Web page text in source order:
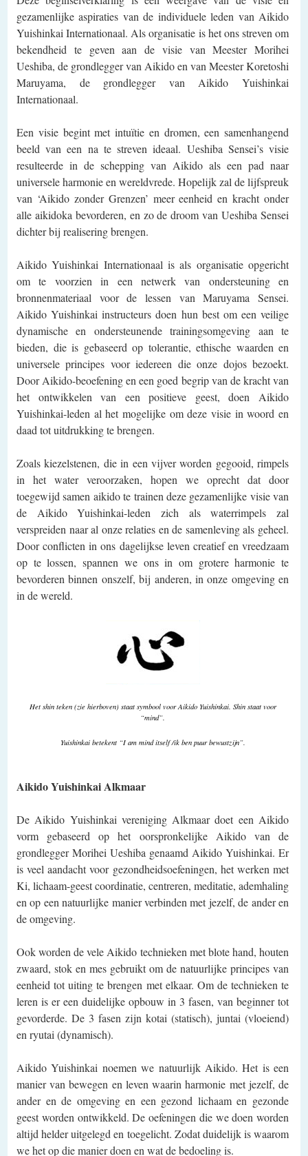
gezamenlijke aspiraties van de individuele leden van Aikido
Yuishinkai Internationaal. Als organisatie is het ons streven om
bekendheid te geven aan de visie van Meester Morihei
Ueshiba, de grondlegger van Aikido en van Meester Koretoshi
Maruyama, de grondlegger van Aikido Yuishinkai
Internationaal.
Een visie begint met intuïtie en dromen, een samenhangend
beeld van een na te streven ideaal. Ueshiba Sensei’s visie
resulteerde in de schepping van Aikido als een pad naar
universele harmonie en wereldvrede. Hopelijk zal de lijfspreuk
van ‘Aikido zonder Grenzen’ meer eenheid en kracht onder
alle aikidoka bevorderen, en zo de droom van Ueshiba Sensei
dichter bij realisering brengen.
Aikido Yuishinkai Internationaal is als organisatie opgericht
om te voorzien in een netwerk van ondersteuning en
bronnenmateriaal voor de lessen van Maruyama Sensei.
Aikido Yuishinkai instructeurs doen hun best om een veilige
dynamische en ondersteunende trainingsomgeving aan te
bieden, die is gebaseerd op tolerantie, ethische waarden en
universele principes voor iedereen die onze dojos bezoekt.
Door Aikido-beoefening en een goed begrip van de kracht van
het ontwikkelen van een positieve geest, doen Aikido
Yuishinkai-leden al het mogelijke om deze visie in woord en
daad tot uitdrukking te brengen.
Zoals kiezelstenen, die in een vijver worden gegooid, rimpels
in het water veroorzaken, hopen we oprecht dat door
toegewijd samen aikido te trainen deze gezamenlijke visie van
de Aikido Yuishinkai-leden zich als waterrimpels zal
verspreiden naar al onze relaties en de samenleving als geheel.
Door conflicten in ons dagelijkse leven creatief en vreedzaam
op te lossen, spannen we ons in om grotere harmonie te
bevorderen binnen onszelf, bij anderen, in onze omgeving en
in de wereld.
Het shin teken (zie hierboven) staat symbool voor Aikido Yuishinkai. Shin staat voor
“mind”.
Yuishinkai betekent “I am mind itself /ik ben puur bewustzijn”.
Aikido Yuishinkai Alkmaar
De Aikido Yuishinkai vereniging Alkmaar doet een Aikido
vorm gebaseerd op het oorspronkelijke Aikido van de
grondlegger Morihei Ueshiba genaamd Aikido Yuishinkai. Er
is veel aandacht voor gezondheidsoefeningen, het werken met
Ki, lichaam-geest coordinatie, centreren, meditatie, ademhaling
en op een natuurlijke manier verbinden met jezelf, de ander en
de omgeving.
Ook worden de vele Aikido technieken met blote hand, houten
zwaard, stok en mes gebruikt om de natuurlijke principes van
eenheid tot uiting te brengen met elkaar. Om de technieken te
leren is er een duidelijke opbouw in 3 fasen, van beginner tot
gevorderde. De 3 fasen zijn kotai (statisch), juntai (vloeiend)
en ryutai (dynamisch).
Aikido Yuishinkai noemen we natuurlijk Aikido. Het is een
manier van bewegen en leven waarin harmonie met jezelf, de
ander en de omgeving en een gezond lichaam en gezonde
geest worden ontwikkeld. De oefeningen die we doen worden
altijd helder uitgelegd en toegelicht. Zodat duidelijk is waarom
we het op die manier doen en wat de bedoeling is.